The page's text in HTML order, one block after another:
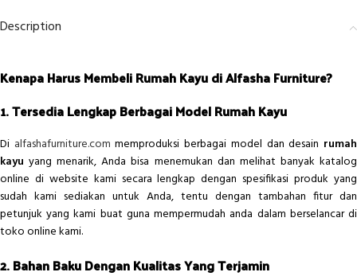
Description
Kenapa Harus Membeli Rumah Kayu di Alfasha Furniture?
1. Tersedia Lengkap Berbagai Model Rumah Kayu
Di alfashafurniture.com memproduksi berbagai model dan desain rumah
kayu yang menarik, Anda bisa menemukan dan melihat banyak katalog
online di website kami secara lengkap dengan spesifikasi produk yang
sudah kami sediakan untuk Anda, tentu dengan tambahan fitur dan
petunjuk yang kami buat guna mempermudah anda dalam berselancar di
toko online kami.
2. Bahan Baku Dengan Kualitas Yang Terjamin